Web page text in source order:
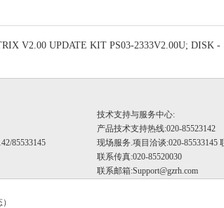
V2.00 UPDATE KIT PS03-2333V2.00U; DISK -
技术支持与服务中心:
产品技术支持热线:020-85523142
85533145
现场服务.项目洽谈:020-85533145
联系传真:020-85520030
联系邮箱:Support@gzrh.com